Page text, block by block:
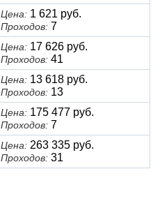
Цена: 1 621 руб.
Проходов: 7
Цена: 17 626 руб.
Проходов: 41
Цена: 13 618 руб.
Проходов: 13
Цена: 175 477 руб.
Проходов: 7
Цена: 263 335 руб.
Проходов: 31